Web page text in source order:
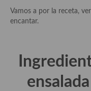
Aceites
Sales y polvos
Salsas y mojos
Vamos a por la receta,
encantar.